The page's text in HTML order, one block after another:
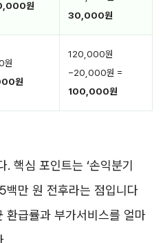
원
30,000원
원
원
120,000원
−20,000원 =
100,000원
핵심 포인트는 ‘손익분기
백만 원 전후라는 점입니다
환급률과 부가서비스를 얼마